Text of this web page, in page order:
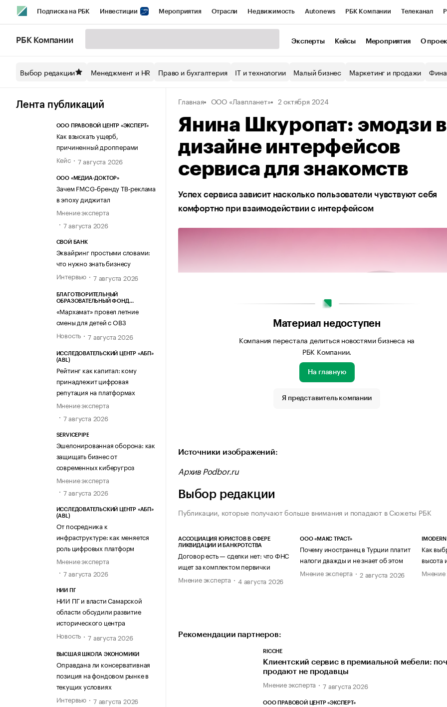
Подписка на РБК Инвестиции Мероприятия Отрасли Недвижимость Autonews РБК Компании Телеканал
Спецпроекты СПб Конференции СПб Спецпроекты Экономика Бизнес
Технологии и медиа Рынок наличной валюты
РБК Компании Эксперты Кейсы Мероприятия О
Выбор редакции Менеджмент и HR Право и бухгалтерия IT и технологии Малый бизнес Маркетинг и продажи
Лента публикаций
ООО ПРАВОВОЙ ЦЕНТР «ЭКСПЕРТ»
Как взыскать ущерб,
причиненный дропперами
Кейс
7 августа 2026
ООО «МЕДИА-ДОКТОР»
Зачем FMCG-бренду ТВ-реклама
в эпоху диджитал
Мнение эксперта
7 августа 2026
СВОЙ БАНК
Эквайринг простыми словами:
что нужно знать бизнесу
Интервью
7 августа 2026
БЛАГОТВОРИТЕЛЬНЫЙ
ОБРАЗОВАТЕЛЬНЫЙ ФОНД
«Мархамат» провел летние
смены для детей с ОВЗ
Новость
7 августа 2026
ИССЛЕДОВАТЕЛЬСКИЙ ЦЕНТР «АБП»
(ABL)
Рейтинг как капитал: кому
принадлежит цифровая
репутация на платформах
Мнение эксперта
7 августа 2026
SERVICEPIPE
Эшелонированная оборона: как
защищать бизнес от
современных киберугроз
Мнение эксперта
7 августа 2026
ИССЛЕДОВАТЕЛЬСКИЙ ЦЕНТР «АБП»
(ABL)
От посредника к
инфраструктуре: как меняется
роль цифровых платформ
Мнение эксперта
7 августа 2026
НИИ ПГ
НИИ ПГ и власти Самарской
области обсудили развитие
исторического центра
Новость
7 августа 2026
ВЫСШАЯ ШКОЛА ЭКОНОМИКИ
Оправдана ли консервативная
позиция на фондовом рынке в
текущих условиях
Интервью
7 августа 2026
Главная ООО «Лавпланет» 2 октября 2024
Янина Шкуропат: эмодзи в
дизайне интерфейсов
сервиса для знакомств
Успех сервиса зависит насколько пользователи чувствуют себя
комфортно при взаимодействии с интерфейсом
Материал недоступен
Компания перестала делиться новостями бизнеса на
РБК Компании.
На главную
Я представитель компании
Источники изображений:
Архив Podbor.ru
Выбор редакции
Публикации, которые получают больше внимания и попадают в Сюжеты РБК
АССОЦИАЦИЯ ЮРИСТОВ В СФЕРЕ
ЛИКВИДАЦИИ И БАНКРОТСТВА
Договор есть — сделки нет: что ФНС
ищет за комплектом первички
Мнение эксперта
4 августа 2026
ООО «МАКС ТРАСТ»
Почему иностранец в Турции платит
налоги дважды и не знает об этом
Мнение эксперта
2 августа 2026
IMODERN
Как
высота
Мнение
Рекомендации партнеров:
RICCHE
Клиентский сервис в премиальной мебели:
продают не продавцы
Мнение эксперта 7 августа 2026
ООО ПРАВОВОЙ ЦЕНТР «ЭКСПЕРТ»